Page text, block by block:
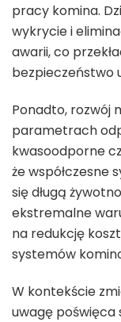
pracy komina.
wykrycie i
awarii, co
bezpieczeństwo
Ponadto, rozwój
parametrach
kwasoodporne
że współczesne
się długą
ekstremalne
na redukcję
systemów
W kontekście
uwagę poświęca